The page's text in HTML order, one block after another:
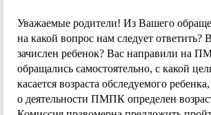
Уважаемые родители! Из Вашего
на какой вопрос нам следует ответить?
зачислен ребенок? Вас направили на
обращались самостоятельно, с какой
касается возраста обследуемого
о деятельности ПМПК определен